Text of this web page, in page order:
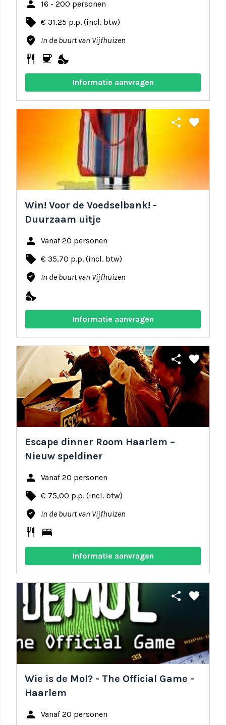
person 16 - 200 personen
local_offer € 31,25 p.p. (incl. btw)
where_to_vote In de buurt van Vijfhuizen
restaurant coffee nights_stay
Informatie aanvragen
share favorite
Win! Voor de Voedselbank! -
Duurzaam uitje
person Vanaf 20 personen
local_offer € 35,70 p.p. (incl. btw)
where_to_vote In de buurt van Vijfhuizen
nights_stay
Informatie aanvragen
share favorite
Escape dinner Room Haarlem –
Nieuw speldiner
person Vanaf 20 personen
local_offer € 75,00 p.p. (incl. btw)
where_to_vote In de buurt van Vijfhuizen
restaurant bed
Informatie aanvragen
share favorite
Wie is de Mol? - The Official Game -
Haarlem
person Vanaf 20 personen